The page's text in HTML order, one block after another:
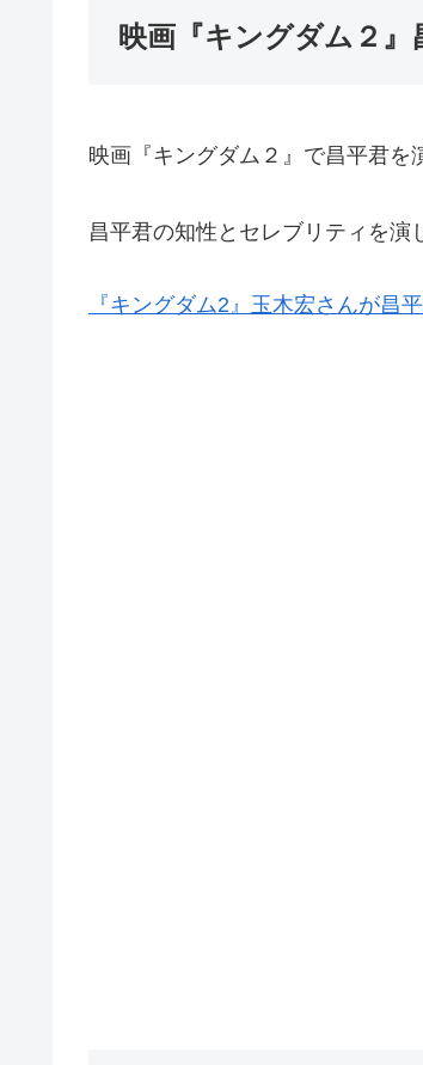
映画『キングダム２』
映画『キングダム２』で昌平君を
昌平君の知性とセレブリティを演
『キングダム2』玉木宏さんが昌